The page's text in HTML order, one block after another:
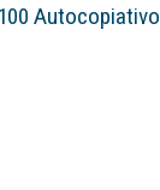
Autocopiativo